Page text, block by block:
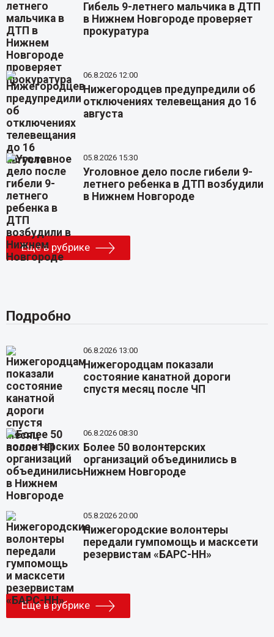
Гибель 9-летнего мальчика в ДТП
в Нижнем Новгороде проверяет
прокуратура
06.8.2026 12:00
Нижегородцев предупредили об
отключениях телевещания до 16
августа
05.8.2026 15:30
Уголовное дело после гибели 9-
летнего ребенка в ДТП возбудили
в Нижнем Новгороде
Еще в рубрике
Подробно
06.8.2026 13:00
Нижегородцам показали
состояние канатной дороги
спустя месяц после ЧП
06.8.2026 08:30
Более 50 волонтерских
организаций объединились в
Нижнем Новгороде
05.8.2026 20:00
Нижегородские волонтеры
передали гумпомощь и масксети
резервистам «БАРС-НН»
Еще в рубрике